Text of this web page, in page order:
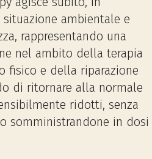
ambientale e
rappresentando una
nel ambito della terapia
fisico e della riparazione
di ritornare alla normale
ridotti, senza
somministrandone in dosi